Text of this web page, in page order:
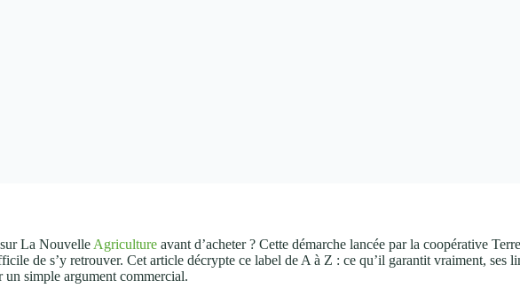
La Nouvelle Agriculture avant d’acheter ? Cette démarche lancée par la coopérative
de s’y retrouver. Cet article décrypte ce label de A à Z : ce qu’il garantit vraiment,
un simple argument commercial.